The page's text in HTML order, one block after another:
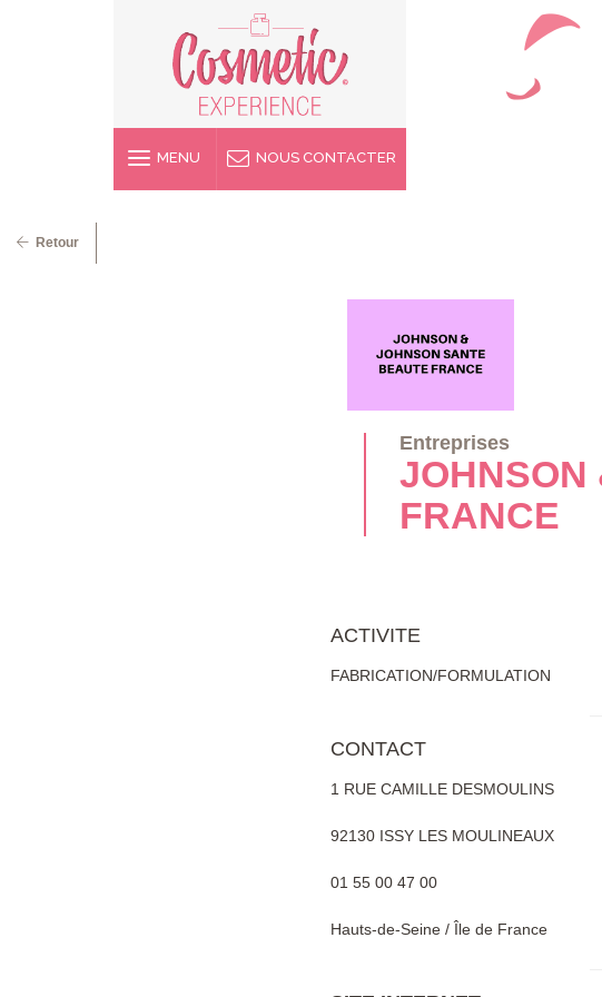
MENU NOUS CONTACTER
Entreprises
JOHNSON
FRANCE
ACTIVITE
FABRICATION/FORMULATION
CONTACT
1 RUE CAMILLE DESMOULINS
92130 ISSY LES MOULINEAUX
01 55 00 47 00
Hauts-de-Seine / Île de France
Retour